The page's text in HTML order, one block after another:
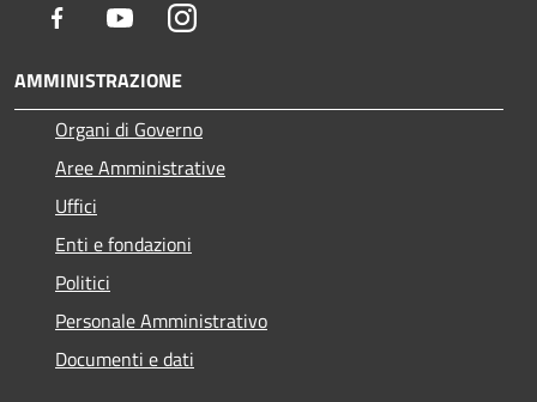
Facebook YoutubeInstagram
AMMINISTRAZIONE
Organi di Governo
Aree Amministrative
Uffici
Enti e fondazioni
Politici
Personale Amministrativo
Documenti e dati